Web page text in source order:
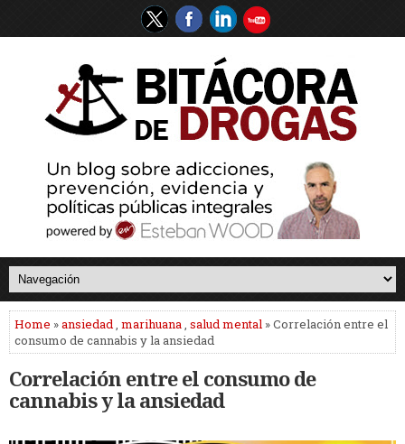
Home »ansiedad, marihuana, salud mental » Correlación entre el
consumo de cannabis y la ansiedad
Correlación entre el consumo de
cannabis y la ansiedad